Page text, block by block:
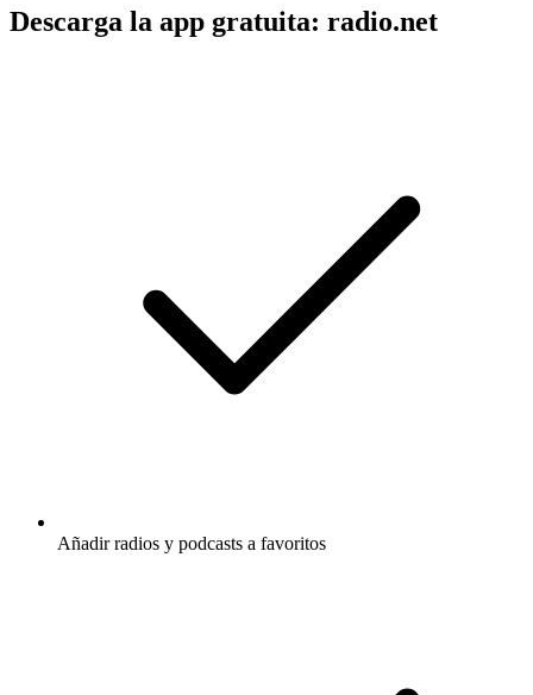
Descarga la app gratuita: radio.net
Añadir radios y podcasts a favoritos